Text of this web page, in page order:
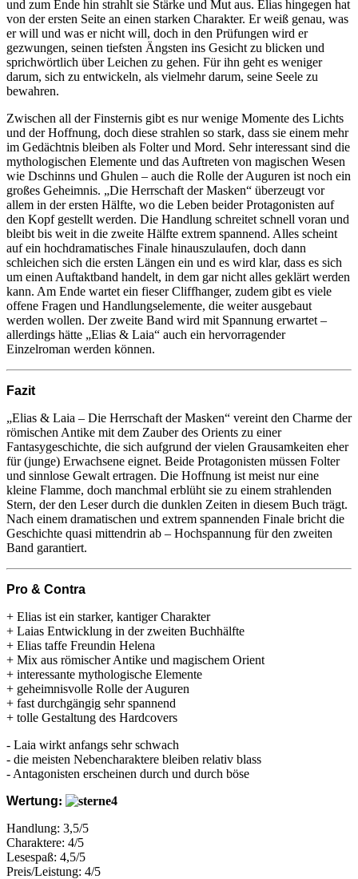
und zum Ende hin strahlt sie Stärke und Mut aus. Elias hingegen hat
von der ersten Seite an einen starken Charakter. Er weiß genau, was
er will und was er nicht will, doch in den Prüfungen wird er
gezwungen, seinen tiefsten Ängsten ins Gesicht zu blicken und
sprichwörtlich über Leichen zu gehen. Für ihn geht es weniger
darum, sich zu entwickeln, als vielmehr darum, seine Seele zu
bewahren.
Zwischen all der Finsternis gibt es nur wenige Momente des Lichts
und der Hoffnung, doch diese strahlen so stark, dass sie einem mehr
im Gedächtnis bleiben als Folter und Mord. Sehr interessant sind die
mythologischen Elemente und das Auftreten von magischen Wesen
wie Dschinns und Ghulen – auch die Rolle der Auguren ist noch ein
großes Geheimnis. „Die Herrschaft der Masken“ überzeugt vor
allem in der ersten Hälfte, wo die Leben beider Protagonisten auf
den Kopf gestellt werden. Die Handlung schreitet schnell voran und
bleibt bis weit in die zweite Hälfte extrem spannend. Alles scheint
auf ein hochdramatisches Finale hinauszulaufen, doch dann
schleichen sich die ersten Längen ein und es wird klar, dass es sich
um einen Auftaktband handelt, in dem gar nicht alles geklärt werden
kann. Am Ende wartet ein fieser Cliffhanger, zudem gibt es viele
offene Fragen und Handlungselemente, die weiter ausgebaut
werden wollen. Der zweite Band wird mit Spannung erwartet –
allerdings hätte „Elias & Laia“ auch ein hervorragender
Einzelroman werden können.
Fazit
„Elias & Laia – Die Herrschaft der Masken“ vereint den Charme der
römischen Antike mit dem Zauber des Orients zu einer
Fantasygeschichte, die sich aufgrund der vielen Grausamkeiten eher
für (junge) Erwachsene eignet. Beide Protagonisten müssen Folter
und sinnlose Gewalt ertragen. Die Hoffnung ist meist nur eine
kleine Flamme, doch manchmal erblüht sie zu einem strahlenden
Stern, der den Leser durch die dunklen Zeiten in diesem Buch trägt.
Nach einem dramatischen und extrem spannenden Finale bricht die
Geschichte quasi mittendrin ab – Hochspannung für den zweiten
Band garantiert.
Pro & Contra
+ Elias ist ein starker, kantiger Charakter
+ Laias Entwicklung in der zweiten Buchhälfte
+ Elias taffe Freundin Helena
+ Mix aus römischer Antike und magischem Orient
+ interessante mythologische Elemente
+ geheimnisvolle Rolle der Auguren
+ fast durchgängig sehr spannend
+ tolle Gestaltung des Hardcovers
- Laia wirkt anfangs sehr schwach
- die meisten Nebencharaktere bleiben relativ blass
- Antagonisten erscheinen durch und durch böse
Wertung:
Handlung: 3,5/5
Charaktere: 4/5
Lesespaß: 4,5/5
Preis/Leistung: 4/5